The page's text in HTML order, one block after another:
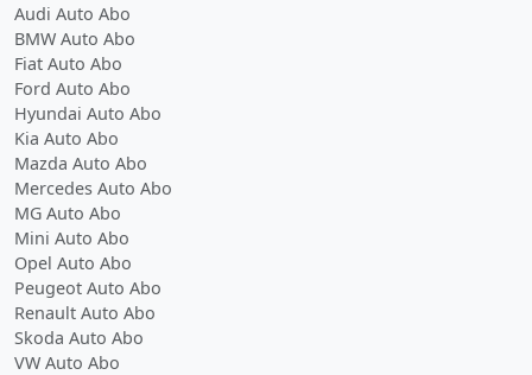
Audi Auto Abo
BMW Auto Abo
Fiat Auto Abo
Ford Auto Abo
Hyundai Auto Abo
Kia Auto Abo
Mazda Auto Abo
Mercedes Auto Abo
MG Auto Abo
Mini Auto Abo
Opel Auto Abo
Peugeot Auto Abo
Renault Auto Abo
Skoda Auto Abo
VW Auto Abo